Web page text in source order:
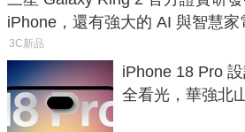
iPhone，還有強大的 AI 與智慧家
3C新品
iPhone 18 Pro
全看光，華強北